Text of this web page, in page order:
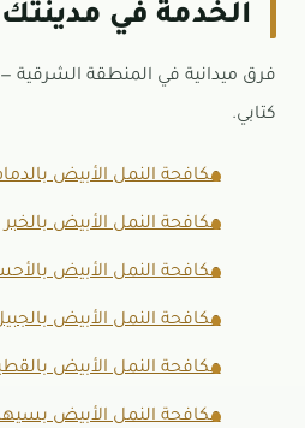
الخدمة في مدينتك
فرق ميدانية في المنطقة الشرقية
كتابي.
مكافحة النمل الأبيض
مكافحة النمل الأبيض بالخبر
مكافحة النمل الأبيض
مكافحة النمل الأبيض
مكافحة النمل الأبيض
مكافحة النمل الأبيض